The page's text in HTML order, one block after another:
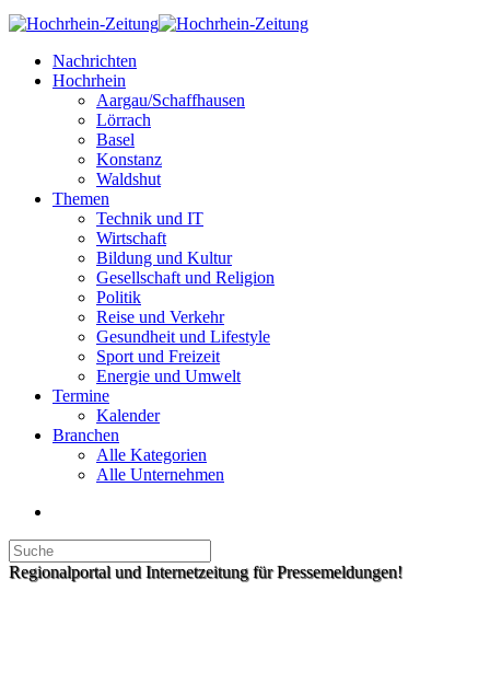
Nachrichten
Hochrhein
Aargau/Schaffhausen
Lörrach
Basel
Konstanz
Waldshut
Themen
Technik und IT
Wirtschaft
Bildung und Kultur
Gesellschaft und Religion
Politik
Reise und Verkehr
Gesundheit und Lifestyle
Sport und Freizeit
Energie und Umwelt
Termine
Kalender
Branchen
Alle Kategorien
Alle Unternehmen
Regionalportal und Internetzeitung für Pressemeldungen!